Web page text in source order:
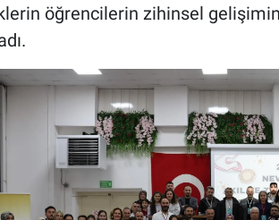
öğrencilerin zihinsel